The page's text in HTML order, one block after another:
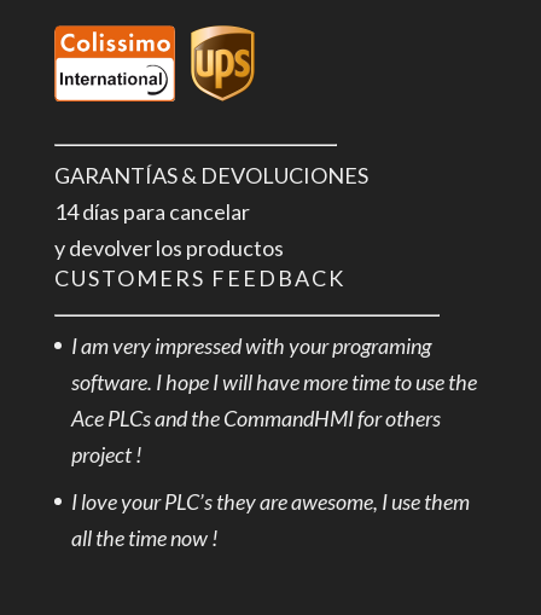
GARANTÍAS & DEVOLUCIONES
14 días para cancelar
y devolver los productos
CUSTOMERS FEEDBACK
I am very impressed with your programing
software. I hope I will have more time to use the
Ace PLCs and the CommandHMI for others
project !
I love your PLC’s they are awesome, I use them
all the time now !